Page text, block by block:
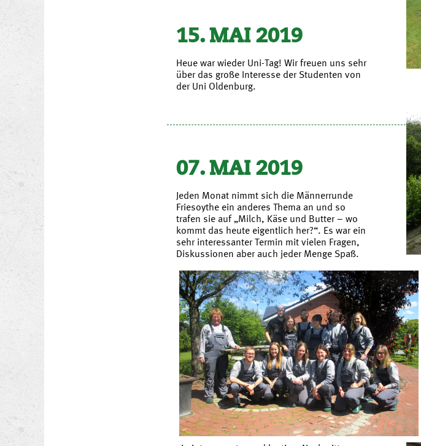
15. MAI 2019
Heue war wieder Uni-Tag! Wir freuen uns sehr
über das große Interesse der Studenten von
der Uni Oldenburg.
07. MAI 2019
Jeden Monat nimmt sich die Männerrunde
Friesoythe ein anderes Thema an und so
trafen sie auf „Milch, Käse und Butter – wo
kommt das heute eigentlich her?“. Es war ein
sehr interessanter Termin mit vielen Fragen,
Diskussionen aber auch jeder Menge Spaß.